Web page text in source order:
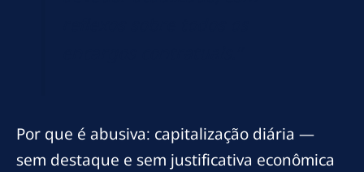
Por que é abusiva: capitalização diária —
sem destaque e sem justificativa econômica